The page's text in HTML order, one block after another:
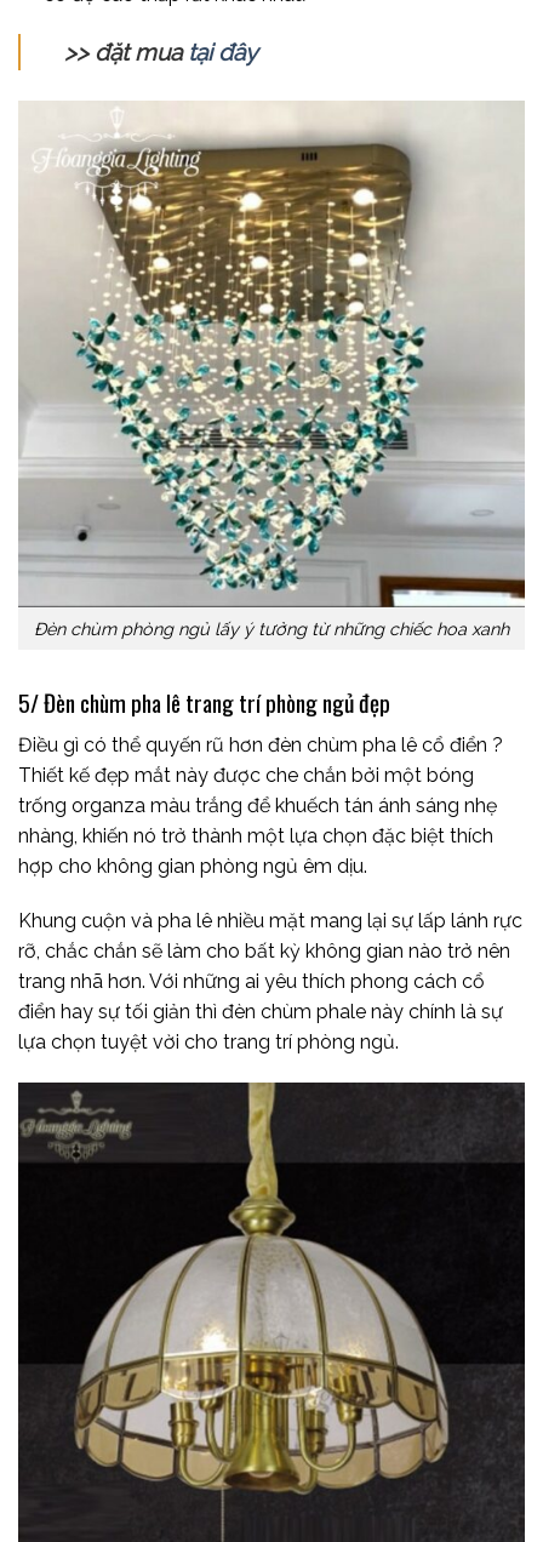
>> đặt mua tại đây
Đèn chùm phòng ngủ lấy ý tưởng từ những chiếc hoa xanh
5/ Đèn chùm pha lê trang trí phòng ngủ đẹp
Điều gì có thể quyến rũ hơn đèn chùm pha lê cổ điển ?
Thiết kế đẹp mắt này được che chắn bởi một bóng
trống organza màu trắng để khuếch tán ánh sáng nhẹ
nhàng, khiến nó trở thành một lựa chọn đặc biệt thích
hợp cho không gian phòng ngủ êm dịu.
Khung cuộn và pha lê nhiều mặt mang lại sự lấp lánh rực
rỡ, chắc chắn sẽ làm cho bất kỳ không gian nào trở nên
trang nhã hơn. Với những ai yêu thích phong cách cổ
điển hay sự tối giản thì đèn chùm phale này chính là sự
lựa chọn tuyệt vời cho trang trí phòng ngủ.